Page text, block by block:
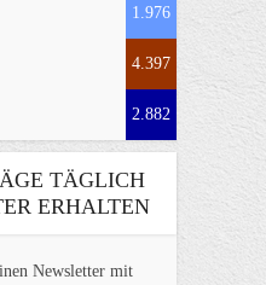
1.976
4.397
2.882
TÄGLICH
ERHALTEN
Newsletter mit